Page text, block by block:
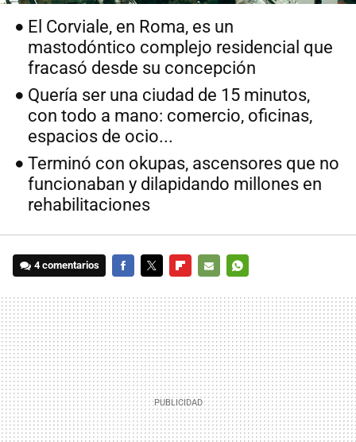
El Corviale, en Roma, es un
mastodóntico complejo residencial que
fracasó desde su concepción
Quería ser una ciudad de 15 minutos,
con todo a mano: comercio, oficinas,
espacios de ocio...
Terminó con okupas, ascensores que no
funcionaban y dilapidando millones en
rehabilitaciones
4 comentarios
MAIL